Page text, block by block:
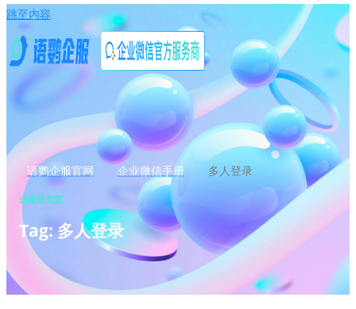
跳至内容
语鹦企服官网 企业微信手册 多人登录
企微研究院
Tag: 多人登录